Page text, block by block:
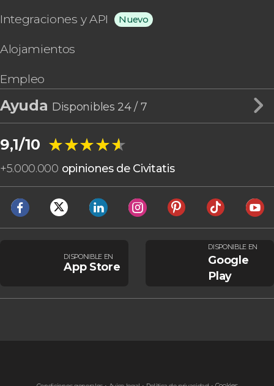
Integraciones y API Nuevo
Alojamientos
Empleo
Ayuda Disponibles 24 / 7
9,1/10 ★★★★★
★★★★★
+5.000.000 opiniones de Civitatis
DISPONIBLE EN
App Store
DISPONIBLE EN
Google
Play